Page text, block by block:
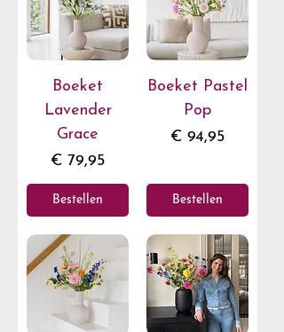
Boeket
Lavender
Grace
Prijs
€ 79,95
Bestellen
Boeket Pastel
Pop
Prijs
€ 94,95
Bestellen